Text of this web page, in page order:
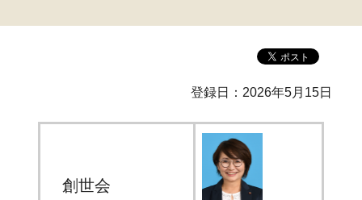
登録日：2026年5月15日
創世会